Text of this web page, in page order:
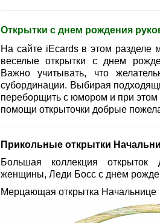
Открытки с днем рождения
На сайте iEcards в этом разделе
веселые открытки с днем
Важно учитывать, что
субординации. Выбирая
переборщить с юмором и при этом
помощи открыточки добрые
Прикольные открытки
Большая коллекция открыток
женщины, Леди Босс с днем
Мерцающая открытка Начальнице